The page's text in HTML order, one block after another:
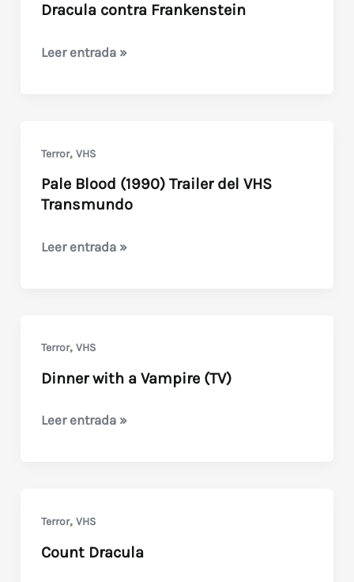
Dracula contra Frankenstein
Dracula
Leer entrada »
Terror, VHS
Pale Blood (1990) Trailer del VHS
Transmundo
Pale
VHS
Transmundo
Leer entrada »
Terror, VHS
Dinner with a Vampire (TV)
Dinner
Leer entrada »
Terror, VHS
Count Dracula